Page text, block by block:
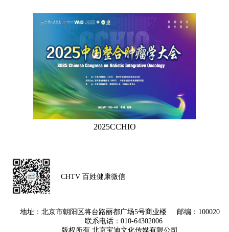
2025CCHIO
CHTV 百姓健康微信
地址：北京市朝阳区将台路丽都广场5号商业楼 邮编：100020
联系电话：010-64302006
版权所有 北京宝迪文化传媒有限公司